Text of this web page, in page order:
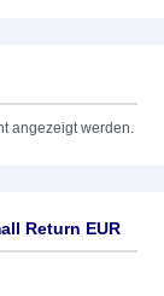
angezeigt werden.
Return EUR